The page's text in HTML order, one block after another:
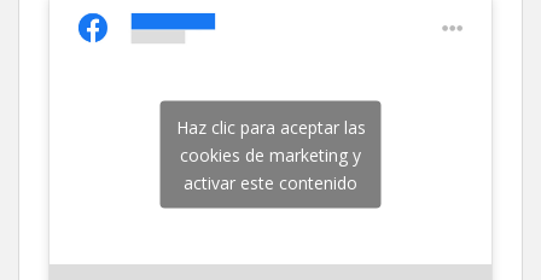
Haz clic para aceptar las
cookies de marketing y
activar este contenido